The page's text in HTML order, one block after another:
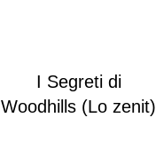
I Segreti di
Woodhills (Lo zenit)